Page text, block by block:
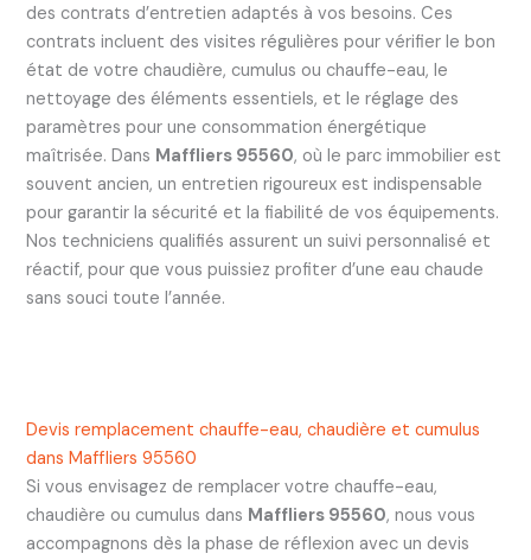
des contrats d’entretien adaptés à vos besoins. Ces
contrats incluent des visites régulières pour vérifier le bon
état de votre chaudière, cumulus ou chauffe-eau, le
nettoyage des éléments essentiels, et le réglage des
paramètres pour une consommation énergétique
maîtrisée. Dans Maffliers 95560, où le parc immobilier est
souvent ancien, un entretien rigoureux est indispensable
pour garantir la sécurité et la fiabilité de vos équipements.
Nos techniciens qualifiés assurent un suivi personnalisé et
réactif, pour que vous puissiez profiter d’une eau chaude
sans souci toute l’année.
Devis remplacement chauffe-eau, chaudière et cumulus
dans Maffliers 95560
Si vous envisagez de remplacer votre chauffe-eau,
chaudière ou cumulus dans Maffliers 95560, nous vous
accompagnons dès la phase de réflexion avec un devis